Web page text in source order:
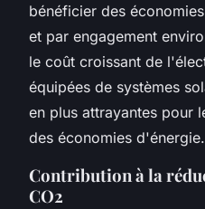
bénéficier des
et par engagement
le coût croissant de
équipées de systèmes
en plus attrayantes pour
des économies d'énergie.
Contribution à la
CO2